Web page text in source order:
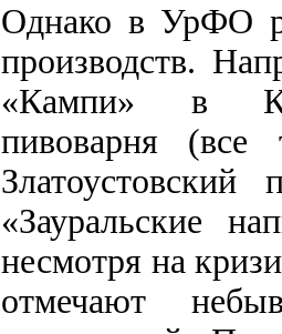
Однако в УрФО
производств.
«Кампи» в
пивоварня (все
Златоустовский
«Зауральские
несмотря на
отмечают